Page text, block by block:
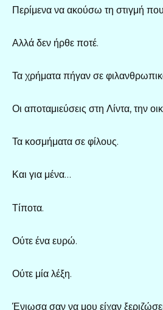
Περίμενα να ακούσω τη στιγμή
Αλλά δεν ήρθε ποτέ.
Τα χρήματα πήγαν σε
Οι αποταμιεύσεις στη Λίντα, την
Τα κοσμήματα σε φίλους.
Και για μένα…
Τίποτα.
Ούτε ένα ευρώ.
Ούτε μία λέξη.
Ένιωσα σαν να μου είχαν